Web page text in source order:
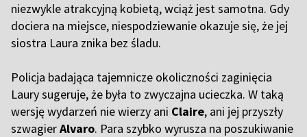
niezwykle atrakcyjną kobietą, wciąż jest samotna. Gdy
dociera na miejsce, niespodziewanie okazuje się, że jej
siostra Laura znika bez śladu.
Policja badająca tajemnicze okoliczności zaginięcia
Laury sugeruje, że była to zwyczajna ucieczka. W taką
wersję wydarzeń nie wierzy ani Claire, ani jej przyszły
szwagierAlvaro. Para szybko wyrusza na poszukiwanie